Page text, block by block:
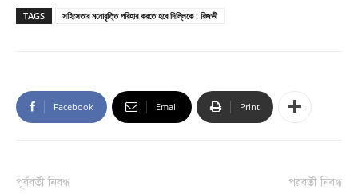
TAGS সহিংসতার মনোবৃত্তি পরিহার করতে হবে দিল্লিকে : রিজভী
Facebook Email Print
পূর্ববর্তী নিবন্ধ পরবর্তী নিবন্ধ